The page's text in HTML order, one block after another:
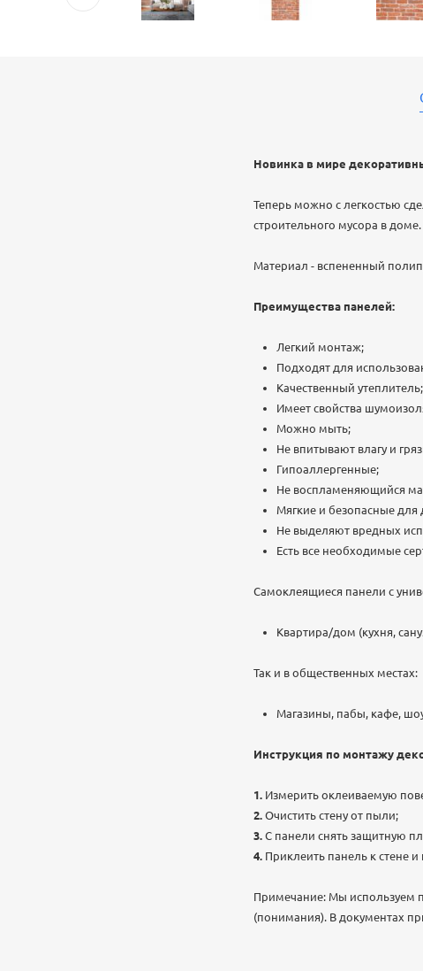
Новинка в мире
Теперь можно с легкостью
строительного мусора в доме.
Материал - вспененный
Преимущества панелей:
Легкий монтаж;
Подходят для
Качественный утеплитель;
Имеет свойства
Можно мыть;
Не впитывают влагу и
Гипоаллергенные;
Не воспламеняющийся
Мягкие и безопасные для
Не выделяют вредных
Есть все необходимые
Самоклеящиеся панели с
Квартира/дом (кухня,
Так и в общественных местах:
Магазины, пабы, кафе,
Инструкция по монтажу
Измерить оклеиваемую
Очистить стену от пыли;
С панели снять защитную
Приклеить панель к стене
Примечание: Мы используем
(понимания). В документах